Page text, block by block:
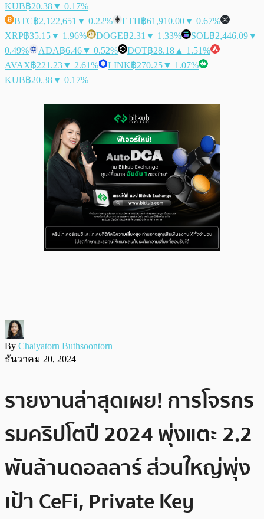
KUB฿20.38▼ 0.17%
BTC฿2,122,651 ▼ 0.22% ETH฿61,910.00▼ 0.67%
XRP฿35.15▼ 1.96% DOGE฿2.31 ▼ 1.33% SOL฿2,446.09▼
0.49%
ADA฿6.46▼ 0.52% DOT฿28.18 ▲ 1.51%
AVAX฿221.23▼ 2.61% LINK฿270.25▼ 1.07%
KUB฿20.38▼ 0.17%
By Chaiyatorn Buthsoontorn
ธันวาคม 20, 2024
รายงานล่าสุดเผย! การโจรกร
รมคริปโตปี 2024 พุ่งแตะ 2.2
พันล้านดอลลาร์ ส่วนใหญ่พุ่ง
เป้า CeFi, Private Key